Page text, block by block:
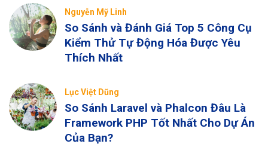
Nguyễn Mỹ Linh
So Sánh và Đánh Giá Top 5 Công Cụ
Kiểm Thử Tự Động Hóa Được Yêu
Thích Nhất
Lục Việt Dũng
So Sánh Laravel và Phalcon Đâu Là
Framework PHP Tốt Nhất Cho Dự Án
Của Bạn?